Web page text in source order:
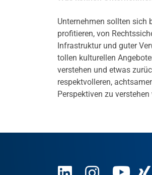
Unternehmen sollten sich
profitieren, von
Infrastruktur und guter
tollen kulturellen
verstehen und etwas
respektvolleren,
Perspektiven zu verstehen